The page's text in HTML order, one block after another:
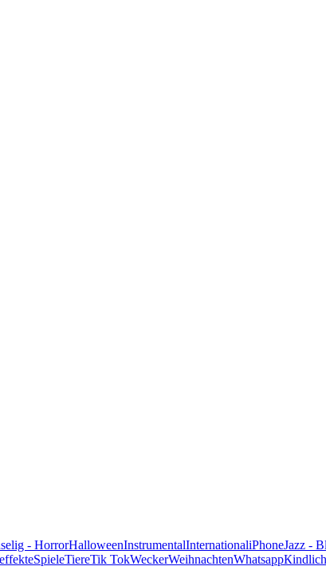
- HorrorHalloweenInstrumentalInternationaliPhoneJazz -
SpieleTiereTik TokWeckerWeihnachtenWhatsappКindlich